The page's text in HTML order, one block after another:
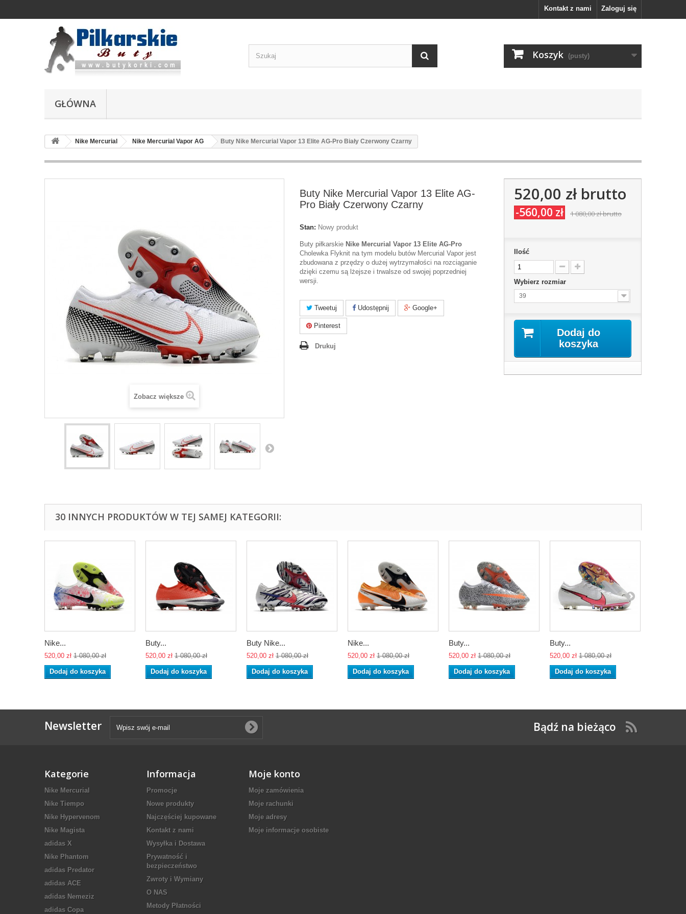
Zaloguj się
Kontakt z nami
Koszyk (pusty)
GŁÓWNA
Nike Mercurial Nike Mercurial Vapor AG Buty Nike Mercurial Vapor 13 Elite AG-Pro Biały Czerwony Czarny
Zobacz większe
Buty Nike Mercurial Vapor 13 Elite AG-
Pro Biały Czerwony Czarny
Stan: Nowy produkt
Buty piłkarskie Nike Mercurial Vapor 13 Elite AG-Pro
Cholewka Flyknit na tym modelu butów Mercurial Vapor jest
zbudowana z przędzy o dużej wytrzymałości na rozciąganie
dzięki czemu są lżejsze i trwalsze od swojej poprzedniej
wersji.
Tweetuj Udostępnij Google+
Pinterest
Drukuj
520,00 złbrutto
-560,00 zł 1 080,00 złbrutto
Ilość
Wybierz rozmiar
39
Dodaj do
koszyka
30 INNYCH PRODUKTÓW W TEJ SAMEJ KATEGORII:
Nike...
520,00 zł 1 080,00 zł
Dodaj do koszyka
Buty...
520,00 zł 1 080,00 zł
Dodaj do koszyka
Buty Nike...
520,00 zł 1 080,00 zł
Dodaj do koszyka
Nike...
520,00 zł 1 080,00 zł
Dodaj do koszyka
Buty...
520,00 zł 1 080,00 zł
Dodaj do koszyka
Buty...
520,00 zł 1 080,00 zł
Dodaj do koszyka
Newsletter Bądź na bieżąco
Kategorie
Nike Mercurial
Nike Tiempo
Nike Hypervenom
Nike Magista
adidas X
Nike Phantom
adidas Predator
adidas ACE
adidas Nemeziz
adidas Copa
Informacja
Promocje
Nowe produkty
Najczęściej kupowane
Kontakt z nami
Wysyłka i Dostawa
Prywatność i
bezpieczeństwo
Zwroty i Wymiany
O NAS
Metody Płatności
Moje konto
Moje zamówienia
Moje rachunki
Moje adresy
Moje informacje osobiste